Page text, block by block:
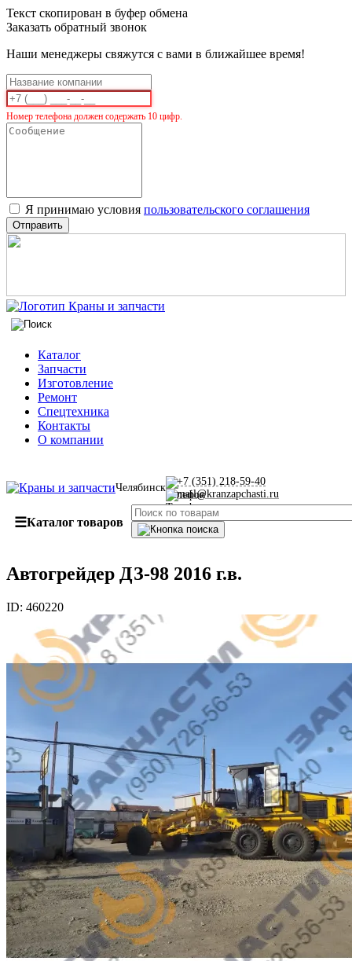
Текст скопирован в буфер обмена
Заказать обратный звонок
Наши менеджеры свяжутся с вами в ближайшее время!
Номер телефона должен содержать 10 цифр.
Я принимаю условия пользовательского соглашения
Отправить
Каталог
Запчасти
Изготовление
Ремонт
Спецтехника
Контакты
О компании
Челябинск
+7 (351) 218-59-40
mail@kranzapchasti.ru
☰Каталог товаров
Автогрейдер ДЗ-98 2016 г.в.
ID: 460220